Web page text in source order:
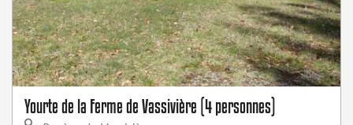
Yourte de la Ferme de Vassivière (4 personnes)